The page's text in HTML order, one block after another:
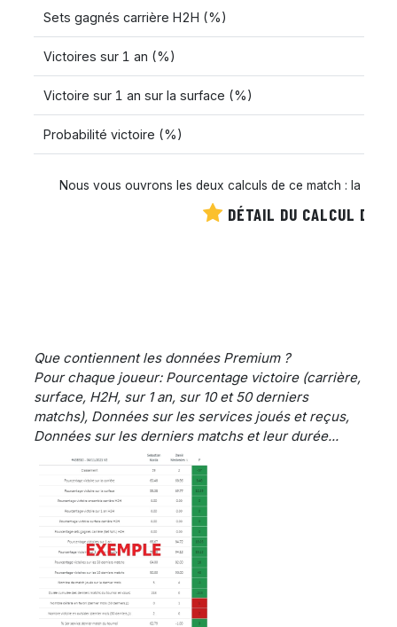
Sets gagnés carrière H2H (%)
Victoires sur 1 an (%)
Victoire sur 1 an sur la surface (%)
Probabilité victoire (%)
Nous vous ouvrons les deux calculs de ce match : la
DÉTAIL DU CALCUL DE
Que contiennent les données Premium ?
Pour chaque joueur: Pourcentage victoire (carrière,
surface, H2H, sur 1 an, sur 10 et 50 derniers
matchs), Données sur les services joués et reçus,
Données sur les derniers matchs et leur durée...